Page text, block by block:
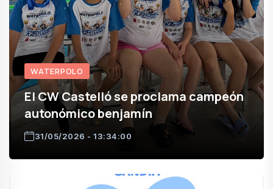
WATERPOLO
El CW Castelló se proclama campeón
autonómico benjamín
31/05/2026 - 13:34:00